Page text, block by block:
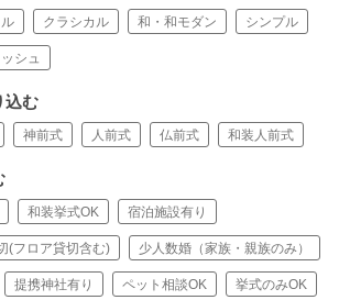
クラシカル 和・和モダン シンプル
シュ
込む
神前式 人前式 仏前式 和装人前式
和装挙式OK 宿泊施設有り
(フロア貸切含む) 少人数婚（家族・親族のみ）
提携神社有り ペット相談OK 挙式のみOK